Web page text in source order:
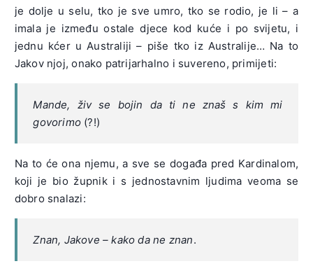
je dolje u selu, tko je sve umro, tko se rodio, je li – a
imala je između ostale djece kod kuće i po svijetu, i
jednu kćer u Australiji – piše tko iz Australije… Na to
Jakov njoj, onako patrijarhalno i suvereno, primijeti:
Mande, živ se bojin da ti ne znaš s kim mi
govorimo(?!)
Na to će ona njemu, a sve se događa pred Kardinalom,
koji je bio župnik i s jednostavnim ljudima veoma se
dobro snalazi:
Znan, Jakove – kako da ne znan.